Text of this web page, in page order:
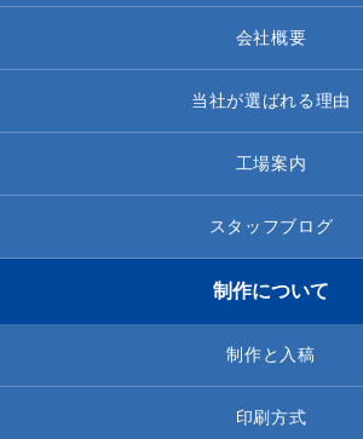
会社概要
当社が選ばれる理由
工場案内
スタッフブログ
制作について
制作と入稿
印刷方式